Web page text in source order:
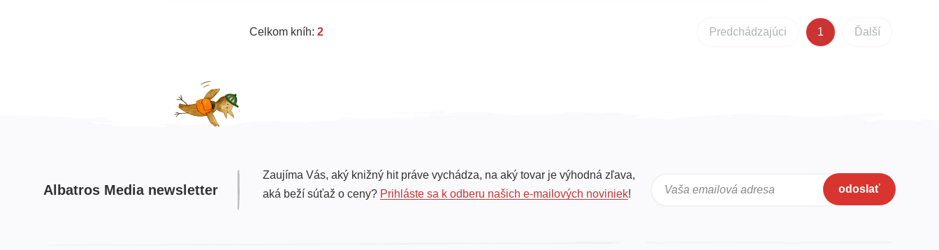
Celkom kníh: 2 Predchádzajúci 1 Ďalší
Albatros Media newsletter
Zaujíma Vás, aký knižný hit práve vychádza, na aký tovar je výhodná zľava,
aká beží súťaž o ceny? Prihláste sa k odberu našich e-mailových noviniek! Vaša emailová adresa odoslať